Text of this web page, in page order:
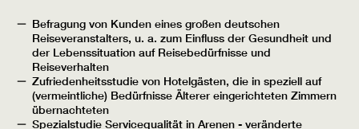
Befragung von Kunden eines großen deutschen
Reiseveranstalters, u. a. zum Einfluss der Gesundheit und
der Lebenssituation auf Reisebedürfnisse und
Reiseverhalten
Zufriedenheitsstudie von Hotelgästen, die in speziell auf
(vermeintliche) Bedürfnisse Älterer eingerichteten Zimmern
übernachteten
Spezialstudie Servicequalität in Arenen - veränderte